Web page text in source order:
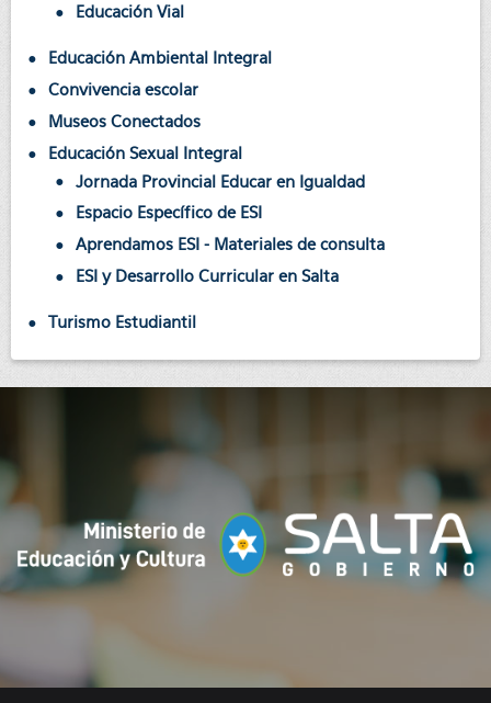
Educación Vial
Educación Ambiental Integral
Convivencia escolar
Museos Conectados
Educación Sexual Integral
Jornada Provincial Educar en Igualdad
Espacio Específico de ESI
Aprendamos ESI - Materiales de consulta
ESI y Desarrollo Curricular en Salta
Turismo Estudiantil